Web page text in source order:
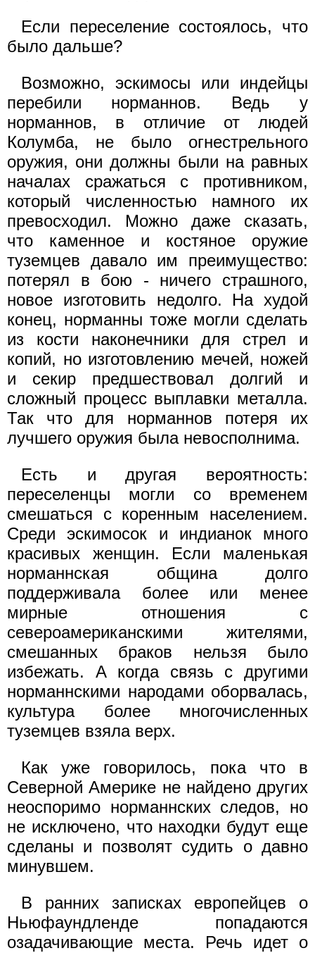
Если переселение состоялось, что
было дальше?
Возможно, эскимосы или индейцы
перебили норманнов. Ведь у
норманнов, в отличие от людей
Колумба, не было огнестрельного
оружия, они должны были на равных
началах сражаться с противником,
который численностью намного их
превосходил. Можно даже сказать,
что каменное и костяное оружие
туземцев давало им преимущество:
потерял в бою - ничего страшного,
новое изготовить недолго. На худой
конец, норманны тоже могли сделать
из кости наконечники для стрел и
копий, но изготовлению мечей, ножей
и секир предшествовал долгий и
сложный процесс выплавки металла.
Так что для норманнов потеря их
лучшего оружия была невосполнима.
Есть и другая вероятность:
переселенцы могли со временем
смешаться с коренным населением.
Среди эскимосок и индианок много
красивых женщин. Если маленькая
норманнская община долго
поддерживала более или менее
мирные отношения с
североамериканскими жителями,
смешанных браков нельзя было
избежать. А когда связь с другими
норманнскими народами оборвалась,
культура более многочисленных
туземцев взяла верх.
Как уже говорилось, пока что в
Северной Америке не найдено других
неоспоримо норманнских следов, но
не исключено, что находки будут еще
сделаны и позволят судить о давно
минувшем.
В ранних записках европейцев о
Ньюфаундленде попадаются
озадачивающие места. Речь идет о